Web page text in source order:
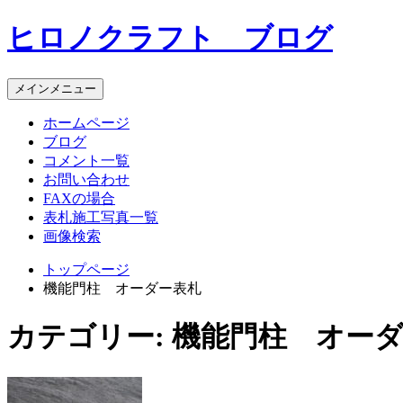
コ
ン
ン
ツ
ヒロノクラフト ブログ
メインメニュー
ホームページ
ブログ
コメント一覧
お問い合わせ
FAXの場合
表札施工写真一覧
画像検索
トップページ
機能門柱 オーダー表札
カテゴリー: 機能門柱 オー